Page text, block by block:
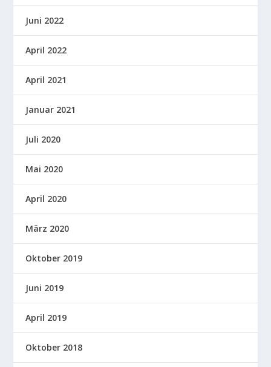
Juni 2022
April 2022
April 2021
Januar 2021
Juli 2020
Mai 2020
April 2020
März 2020
Oktober 2019
Juni 2019
April 2019
Oktober 2018